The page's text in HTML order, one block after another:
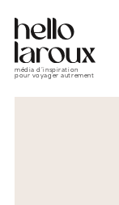
média d’inspiration
pour voyager autrement